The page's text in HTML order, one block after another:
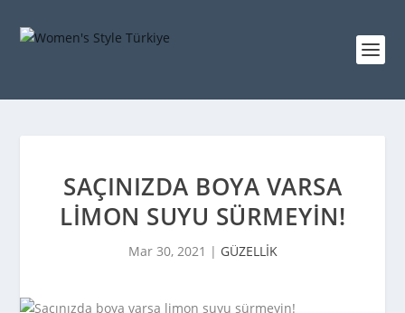
SAÇINIZDA BOYA VARSA
LIMON SUYU SÜRMEYIN!
Mar 30, 2021 | GÜZELLİK